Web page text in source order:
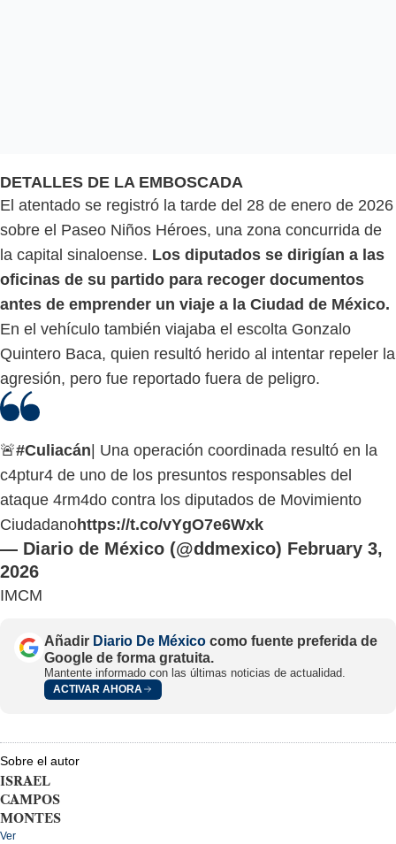
DETALLES DE LA EMBOSCADA
El atentado se registró la tarde del 28 de enero de 2026
sobre el Paseo Niños Héroes, una zona concurrida de
la capital sinaloense. Los diputados se dirigían a las
oficinas de su partido para recoger documentos
antes de emprender un viaje a la Ciudad de México.
En el vehículo también viajaba el escolta Gonzalo
Quintero Baca, quien resultó herido al intentar repeler la
agresión, pero fue reportado fuera de peligro.
🚨#Culiacán| Una operación coordinada resultó en la
c4ptur4 de uno de los presuntos responsables del
ataque 4rm4do contra los diputados de Movimiento
Ciudadanohttps://t.co/vYgO7e6Wxk
— Diario de México (@ddmexico) February 3,
2026
IMCM
Añadir Diario De México como fuente preferida de
Google de forma gratuita.
Mantente informado con las últimas noticias de actualidad.
ACTIVAR AHORA
Sobre el autor
ISRAEL
CAMPOS
MONTES
Ver